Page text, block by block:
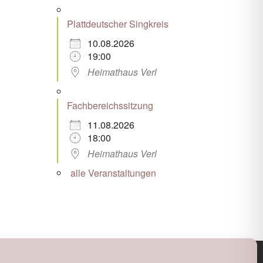
Plattdeutscher Singkreis
10.08.2026
19:00
Heimathaus Verl
Fachbereichssitzung
11.08.2026
18:00
Heimathaus Verl
alle Veranstaltungen